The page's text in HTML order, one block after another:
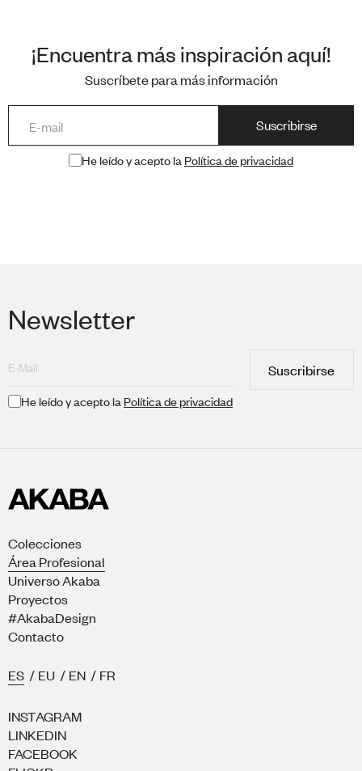
¡Encuentra más inspiración aquí!
Suscríbete para más información
He leído y acepto la Política de privacidad
Newsletter
He leído y acepto la Política de privacidad
Suscribirse
INSTAGRAM
LINKEDIN
FACEBOOK
Colecciones
Área Profesional
Universo Akaba
Proyectos
#AkabaDesign
Contacto
ES / EU / EN / FR